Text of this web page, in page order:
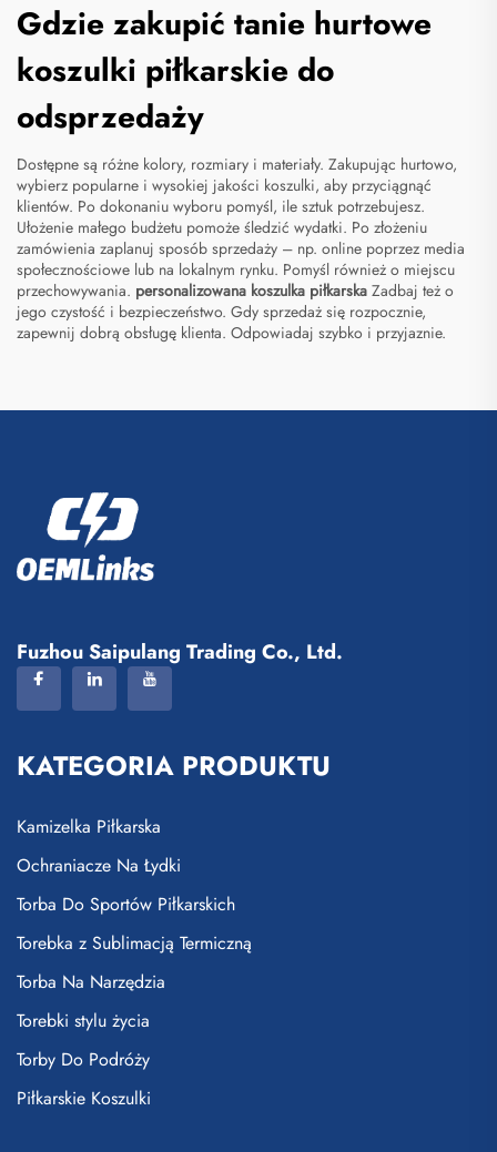
Gdzie zakupić tanie hurtowe
koszulki piłkarskie do
odsprzedaży
Dostępne są różne kolory, rozmiary i materiały. Zakupując hurtowo,
wybierz popularne i wysokiej jakości koszulki, aby przyciągnąć
klientów. Po dokonaniu wyboru pomyśl, ile sztuk potrzebujesz.
Ułożenie małego budżetu pomoże śledzić wydatki. Po złożeniu
zamówienia zaplanuj sposób sprzedaży – np. online poprzez media
społecznościowe lub na lokalnym rynku. Pomyśl również o miejscu
przechowywania. personalizowana koszulka piłkarska Zadbaj też o
jego czystość i bezpieczeństwo. Gdy sprzedaż się rozpocznie,
zapewnij dobrą obsługę klienta. Odpowiadaj szybko i przyjaznie.
Fuzhou Saipulang Trading Co., Ltd.
KATEGORIA PRODUKTU
Kamizelka Piłkarska
Ochraniacze Na Łydki
Torba Do Sportów Piłkarskich
Torebka z Sublimacją Termiczną
Torba Na Narzędzia
Torebki stylu życia
Torby Do Podróży
Piłkarskie Koszulki